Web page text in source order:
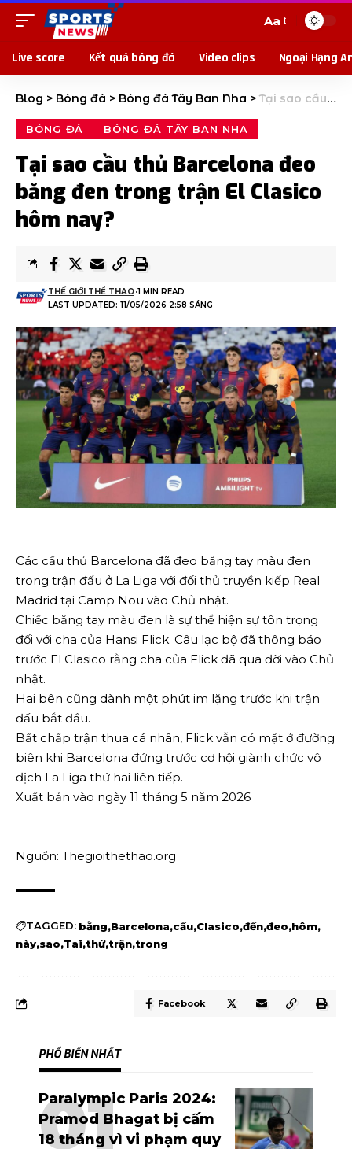
Aa
Live score Kết quả bóng đá Video clips Ngoại Hạng
Blog > Bóng đá > Bóng đá Tây Ban Nha > Tại sao cầu thủ Barcelona đeo băng đen trong trận El Clasico hôm nay?
BÓNG ĐÁ BÓNG ĐÁ TÂY BAN NHA
Tại sao cầu thủ Barcelona đeo
băng đen trong trận El Clasico
hôm nay?
LAST UPDATED: 11/05/2026 2:58 SÁNG
THẾ GIỚI THỂ THAO 1 MIN READ
Các cầu thủ Barcelona đã đeo băng tay màu đen
trong trận đấu ở La Liga với đối thủ truyền kiếp Real
Madrid tại Camp Nou vào Chủ nhật.
Chiếc băng tay màu đen là sự thể hiện sự tôn trọng
đối với cha của Hansi Flick. Câu lạc bộ đã thông báo
trước El Clasico rằng cha của Flick đã qua đời vào Chủ
nhật.
Hai bên cũng dành một phút im lặng trước khi trận
đấu bắt đầu.
Bất chấp trận thua cá nhân, Flick vẫn có mặt ở đường
biên khi Barcelona đứng trước cơ hội giành chức vô
địch La Liga thứ hai liên tiếp.
Xuất bản vào ngày 11 tháng 5 năm 2026
Nguồn: Thegioithethao.org
TAGGED: bằng Barcelona cầu Clasico đến đeo hôm
này sao Tai thứ trận trong
Facebook
PHỔ BIẾN NHẤT
Paralympic Paris 2024:
Pramod Bhagat bị cấm
18 tháng vì vi phạm quy